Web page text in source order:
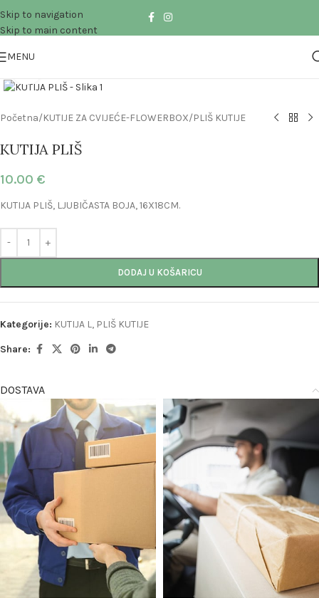
Skip to navigation
Skip to main content
MENU
Početna/KUTIJE ZA CVIJEĆE-FLOWERBOX/PLIŠ KUTIJE
KUTIJA PLIŠ
10.00 €
KUTIJA PLIŠ, LJUBIČASTA BOJA, 16X18CM.
DODAJ U KOŠARICU
Kategorije: KUTIJA L, PLIŠ KUTIJE
Share:
DOSTAVA